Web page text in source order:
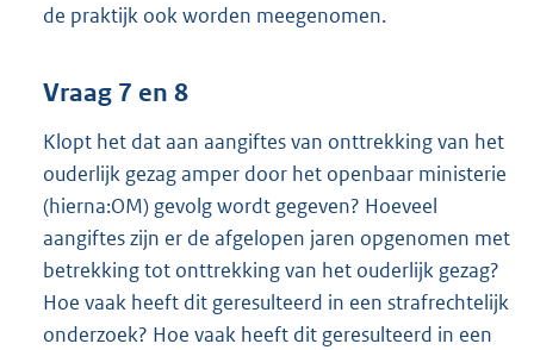
de praktijk ook worden meegenomen.
Vraag 7 en 8
Klopt het dat aan aangiftes van onttrekking van het
ouderlijk gezag amper door het openbaar ministerie
(hierna:OM) gevolg wordt gegeven? Hoeveel
aangiftes zijn er de afgelopen jaren opgenomen met
betrekking tot onttrekking van het ouderlijk gezag?
Hoe vaak heeft dit geresulteerd in een strafrechtelijk
onderzoek? Hoe vaak heeft dit geresulteerd in een